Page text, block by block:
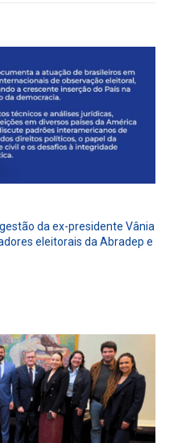
da ex-presidente Vânia
eleitorais da Abradep e